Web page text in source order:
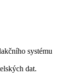
systému
dat.